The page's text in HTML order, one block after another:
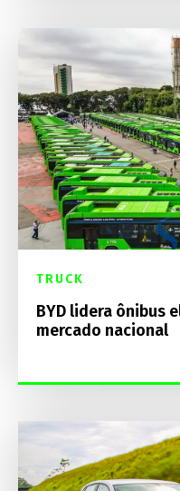
TRUCK
BYD lidera ônibus
mercado nacional